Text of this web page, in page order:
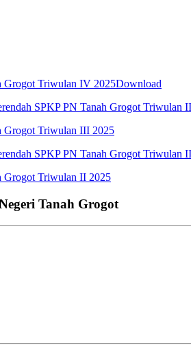
Grogot Triwulan IV 2025Download
SPKP PN Tanah Grogot Triwulan
Grogot Triwulan III 2025
SPKP PN Tanah Grogot Triwulan
Grogot Triwulan II 2025
Tanah Grogot